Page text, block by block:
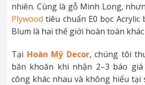
nhiên. Cùng là gỗ Minh Long,
Plywood tiêu chuẩn E0 bọc
Blum là hai thế giới hoàn toàn
Tại Hoàn Mỹ Decor, chúng tôi
băn khoăn khi nhận 2–3 báo
công khác nhau và không hiểu tại